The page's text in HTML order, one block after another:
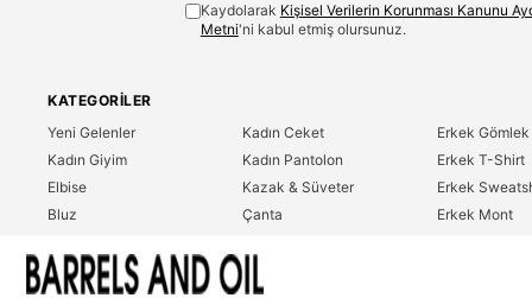
Kaydolarak Kişisel Verilerin Korunması Kanunu
Metni'ni kabul etmiş olursunuz.
KATEGORILER
Yeni Gelenler
Kadın Giyim
Elbise
Bluz
T-Shirt
Kadın Ceket
Kadın Pantolon
Kazak & Süveter
Çanta
Erkek Gömlek
Erkek T-Shirt
Erkek
Erkek Mont